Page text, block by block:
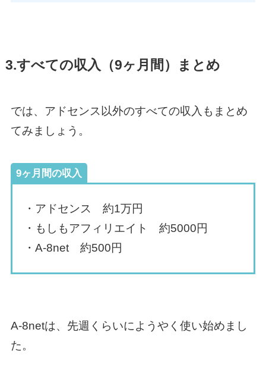
3.すべての収入（9ヶ月間）まとめ
では、アドセンス以外のすべての収入もまとめ
てみましょう。
9ヶ月間の収入
・アドセンス 約1万円
・もしもアフィリエイト 約5000円
・A-8net 約500円
A-8netは、先週くらいにようやく使い始めまし
た。